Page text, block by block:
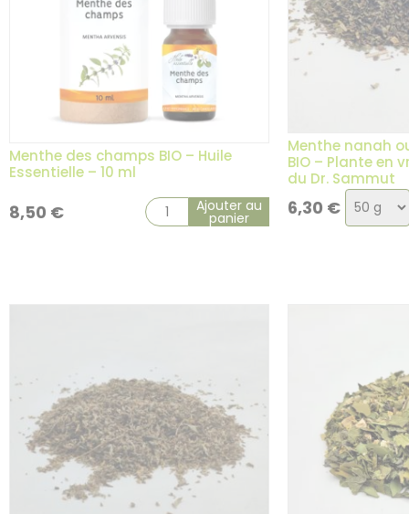
1 avis
Menthe des champs BIO – Huile
Essentielle – 10 ml
8,50 € Ajouter au
panier
Menthe nanah
BIO – Plante en
du Dr. Sammut
6,30 € Choix
de